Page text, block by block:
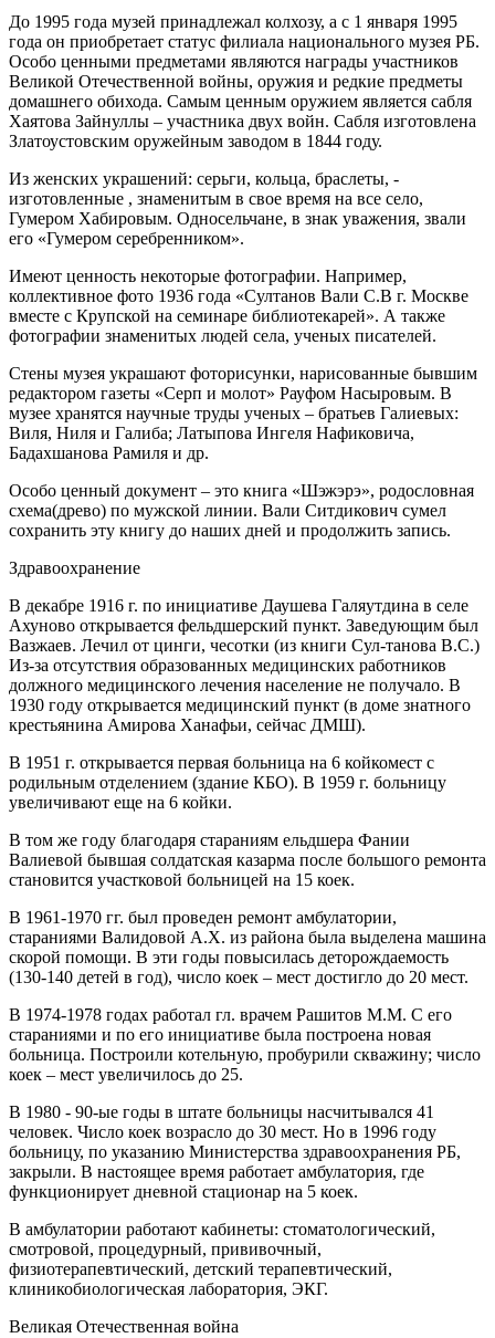
До 1995 года музей принадлежал колхозу, а с 1 января 1995
года он приобретает статус филиала национального музея РБ.
Особо ценными предметами являются награды участников
Великой Отечественной войны, оружия и редкие предметы
домашнего обихода. Самым ценным оружием является сабля
Хаятова Зайнуллы – участника двух войн. Сабля изготовлена
Златоустовским оружейным заводом в 1844 году.
Из женских украшений: серьги, кольца, браслеты, -
изготовленные , знаменитым в свое время на все село,
Гумером Хабировым. Односельчане, в знак уважения, звали
его «Гумером серебренником».
Имеют ценность некоторые фотографии. Например,
коллективное фото 1936 года «Султанов Вали С.В г. Москве
вместе с Крупской на семинаре библиотекарей». А также
фотографии знаменитых людей села, ученых писателей.
Стены музея украшают фоторисунки, нарисованные бывшим
редактором газеты «Серп и молот» Рауфом Насыровым. В
музее хранятся научные труды ученых – братьев Галиевых:
Виля, Ниля и Галиба; Латыпова Ингеля Нафиковича,
Бадахшанова Рамиля и др.
Особо ценный документ – это книга «Шэжэрэ», родословная
схема(древо) по мужской линии. Вали Ситдикович сумел
сохранить эту книгу до наших дней и продолжить запись.
Здравоохранение
В декабре 1916 г. по инициативе Даушева Галяутдина в селе
Ахуново открывается фельдшерский пункт. Заведующим был
Вазжаев. Лечил от цинги, чесотки (из книги Сул-танова В.С.)
Из-за отсутствия образованных медицинских работников
должного медицинского лечения население не получало. В
1930 году открывается медицинский пункт (в доме знатного
крестьянина Амирова Ханафьи, сейчас ДМШ).
В 1951 г. открывается первая больница на 6 койкомест с
родильным отделением (здание КБО). В 1959 г. больницу
увеличивают еще на 6 койки.
В том же году благодаря стараниям ельдшера Фании
Валиевой бывшая солдатская казарма после большого ремонта
становится участковой больницей на 15 коек.
В 1961-1970 гг. был проведен ремонт амбулатории,
стараниями Валидовой А.Х. из района была выделена машина
скорой помощи. В эти годы повысилась деторождаемость
(130-140 детей в год), число коек – мест достигло до 20 мест.
В 1974-1978 годах работал гл. врачем Рашитов М.М. С его
стараниями и по его инициативе была построена новая
больница. Построили котельную, пробурили скважину; число
коек – мест увеличилось до 25.
В 1980 - 90-ые годы в штате больницы насчитывался 41
человек. Число коек возрасло до 30 мест. Но в 1996 году
больницу, по указанию Министерства здравоохранения РБ,
закрыли. В настоящее время работает амбулатория, где
функционирует дневной стационар на 5 коек.
В амбулатории работают кабинеты: стоматологический,
смотровой, процедурный, прививочный,
физиотерапевтический, детский терапевтический,
клиникобиологическая лаборатория, ЭКГ.
Великая Отечественная война